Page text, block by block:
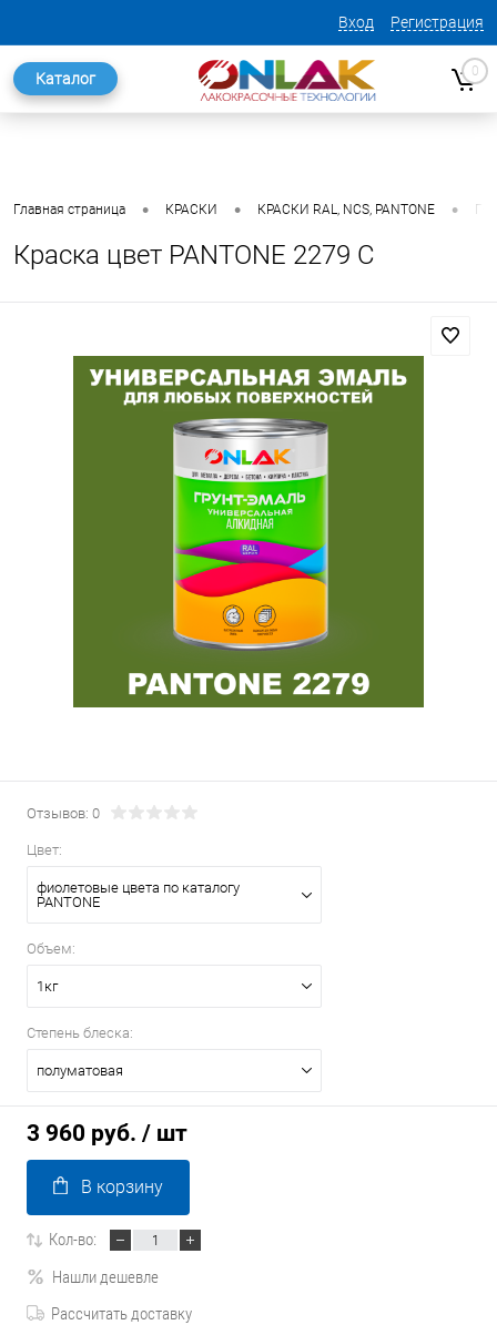
Вход Регистрация
Каталог 0
Главная страница • КРАСКИ • КРАСКИ RAL, NCS, PANTONE •
Краска цвет PANTONE 2279 C
Отзывов: 0
Цвет:
фиолетовые цвета по каталогу
PANTONE
Объем:
1кг
Степень блеска:
полуматовая
3 960 руб. / шт
В корзину
Кол-во:
Нашли дешевле
Рассчитать доставку